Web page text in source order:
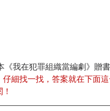
我在犯罪組織當編劇》贈
仔細找一找，答案就在下面這